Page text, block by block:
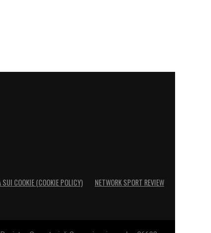
SUI COOKIE (COOKIE POLICY) NETWORK SPORT REVIEW